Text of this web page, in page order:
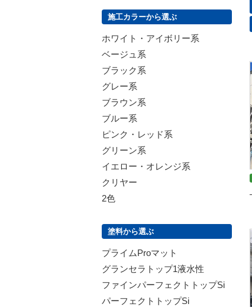
施工カラーから選ぶ
ホワイト・アイボリー系
ベージュ系
ブラック系
グレー系
ブラウン系
ブルー系
ピンク・レッド系
グリーン系
イエロー・オレンジ系
クリヤー
2色
塗料から選ぶ
プライムProマット
グランセラトップ1液水性
ファインパーフェクトトップSi
パーフェクトトップSi